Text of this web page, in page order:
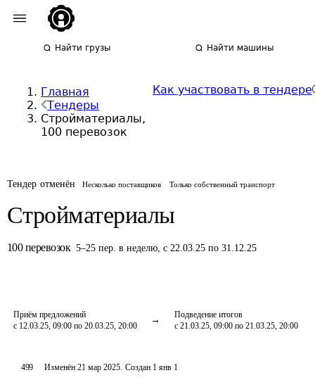
Найти грузы Найти машины
Главная
Тендеры
Стройматериалы,
100 перевозок
Как участвовать в тендере
Тендер отменён Несколько поставщиков Только собственный транспорт
Стройматериалы
100 перевозок 5–25 пер. в неделю,с 22.03.25 по 31.12.25
Приём предложений
с 12.03.25, 09:00 по 20.03.25, 20:00
Подведение итогов
с 21.03.25, 09:00 по 21.03.25, 20:00
499 Изменён21 мар 2025. Создан 1 янв 1